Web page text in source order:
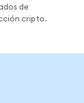
de
cripto.